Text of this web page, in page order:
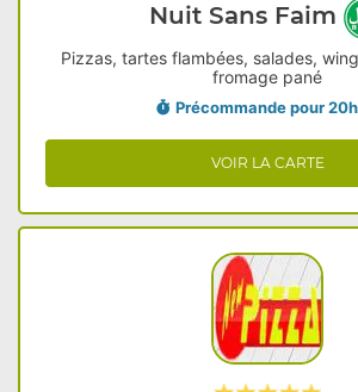
Nuit Sans Faim
Pizzas, tartes flambées, salades,
fromage pané
Précommande pour
VOIR LA CARTE